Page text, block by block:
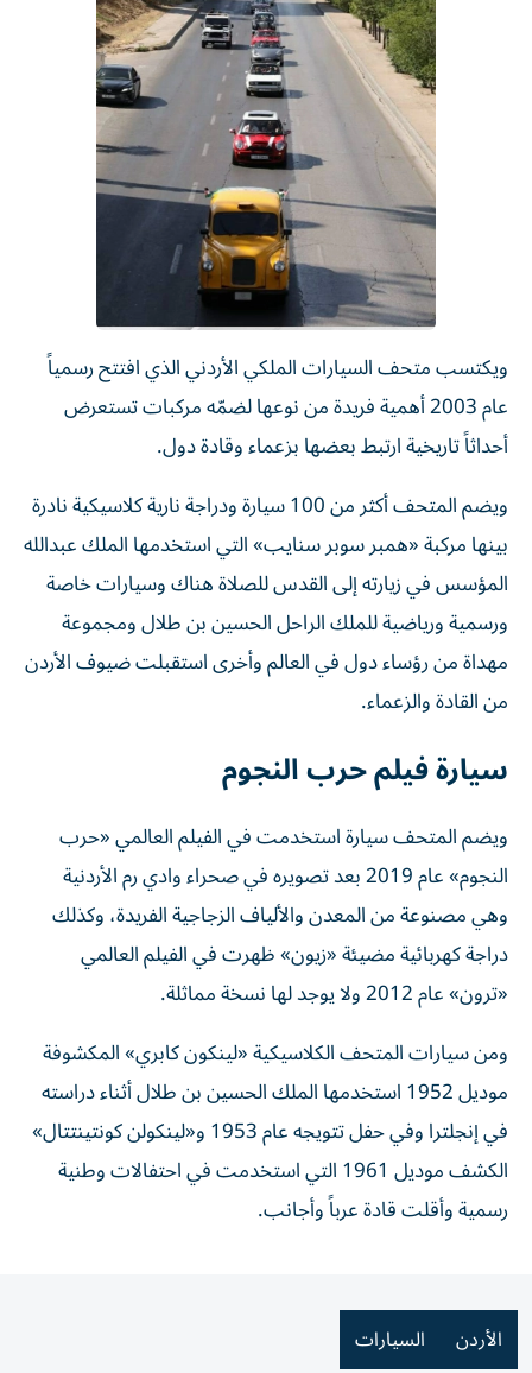
ويكتسب متحف السيارات الملكي الأردني الذي افتتح رسمياً
عام 2003 أهمية فريدة من نوعها لضمّه مركبات تستعرض
أحداثاً تاريخية ارتبط بعضها بزعماء وقادة دول.
ويضم المتحف أكثر من 100 سيارة ودراجة نارية كلاسيكية نادرة
بينها مركبة «همبر سوبر سنايب» التي استخدمها الملك عبدالله
المؤسس في زيارته إلى القدس للصلاة هناك وسيارات خاصة
ورسمية ورياضية للملك الراحل الحسين بن طلال ومجموعة
مهداة من رؤساء دول في العالم وأخرى استقبلت ضيوف الأردن
من القادة والزعماء.
سيارة فيلم حرب النجوم
ويضم المتحف سيارة استخدمت في الفيلم العالمي «حرب
النجوم» عام 2019 بعد تصويره في صحراء وادي رم الأردنية
وهي مصنوعة من المعدن والألياف الزجاجية الفريدة، وكذلك
دراجة كهربائية مضيئة «زيون» ظهرت في الفيلم العالمي
«ترون» عام 2012 ولا يوجد لها نسخة مماثلة.
ومن سيارات المتحف الكلاسيكية «لينكون كابري» المكشوفة
موديل 1952 استخدمها الملك الحسين بن طلال أثناء دراسته
في إنجلترا وفي حفل تتويجه عام 1953 و«لينكولن كونتينتتال»
الكشف موديل 1961 التي استخدمت في احتفالات وطنية
رسمية وأقلت قادة عرباً وأجانب.
الأردن السيارات